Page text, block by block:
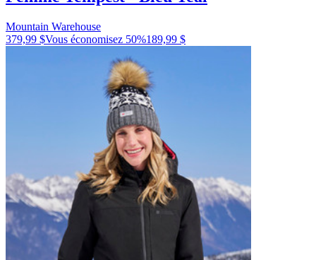
Mountain Warehouse
379,99 $Vous économisez 50%189,99 $